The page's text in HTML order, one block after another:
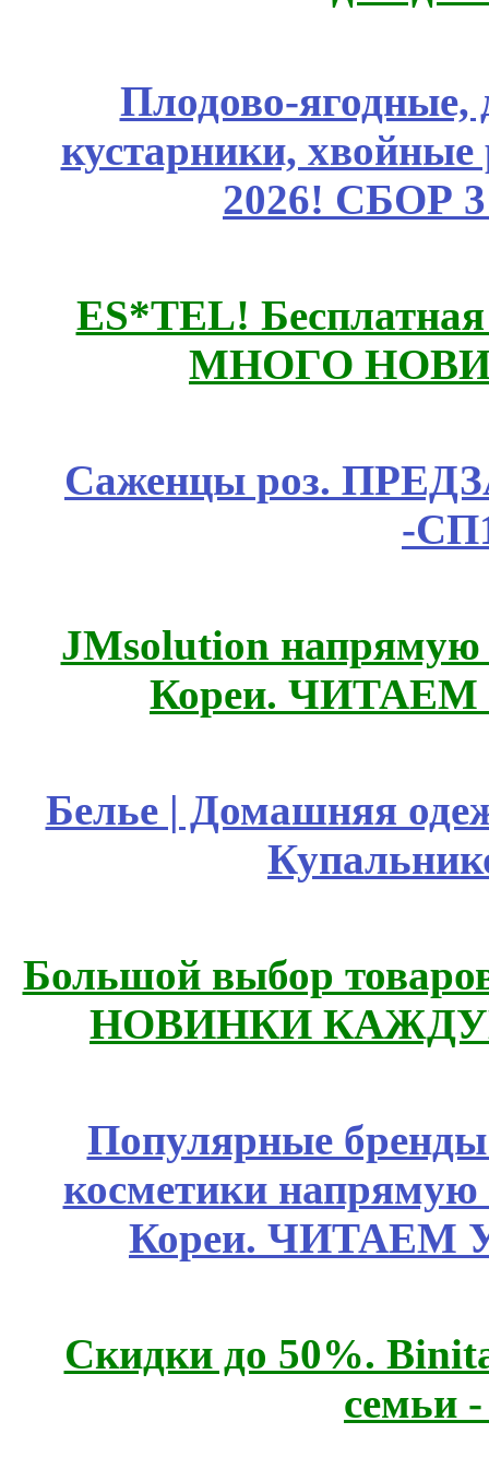
Плодово-ягодные,
кустарники,
2026! СБОР
ES*TEL!
МНОГО
Саженцы роз.
-
JMsolution
Кореи.
Белье | Домашняя
Большой выбор
НОВИНКИ
Популярные
косметики
Кореи. ЧИТАЕМ
Скидки до 50%.
семьи